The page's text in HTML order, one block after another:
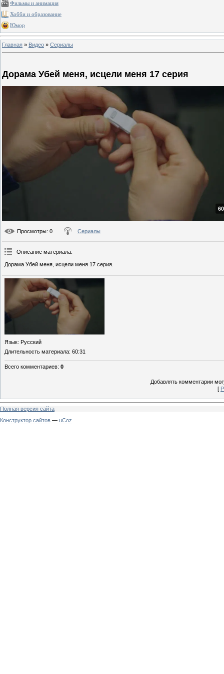
Фильмы и анимация
Хобби и образование
Юмор
Главная » Видео » Сериалы
Дорама Убей меня, исцели меня 17 серия
Просмотры: 0 Сериалы
Описание материала:
Дорама Убей меня, исцели меня 17 серия.
Язык: Русский
Длительность материала: 60:31
Всего комментариев: 0
Добавлять комментарии
[
Полная версия сайта
Конструктор сайтов — uCoz